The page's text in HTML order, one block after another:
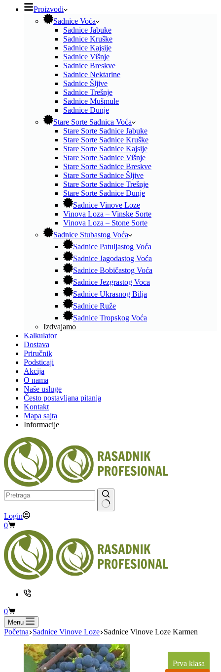
Proizvodi
Sadnice Voća
Sadnice Jabuke
Sadnice Kruške
Sadnice Kajsije
Sadnice Višnje
Sadnice Breskve
Sadnice Nektarine
Sadnice Šljive
Sadnice Trešnje
Sadnice Mušmule
Sadnice Dunje
Stare Sorte Sadnica Voća
Stare Sorte Sadnice Jabuke
Stare Sorte Sadnice Kruške
Stare Sorte Sadnice Kajsije
Stare Sorte Sadnice Višnje
Stare Sorte Sadnice Breskve
Stare Sorte Sadnice Šljive
Stare Sorte Sadnice Trešnje
Stare Sorte Sadnice Dunje
Sadnice Vinove Loze
Vinova Loza – Vinske Sorte
Vinova Loza – Stone Sorte
Sadnice Stubastog Voća
Sadnice Patuljastog Voća
Sadnice Jagodastog Voća
Sadnice Bobičastog Voća
Sadnice Jezgrastog Voca
Sadnice Ukrasnog Bilja
Sadnice Ruže
Sadnice Tropskog Voća
Izdvajamo
Kalkulator
Dostava
Priručnik
Podsticaji
Akcija
O nama
Naše usluge
Često postavljana pitanja
Kontakt
Mapa sajta
Informacije
No
results
Login
Shopping
cart
0
Shopping
cart
0
Menu
Početna Sadnice Vinove Loze Sadnice Vinove Loze Karmen
Prva klasa